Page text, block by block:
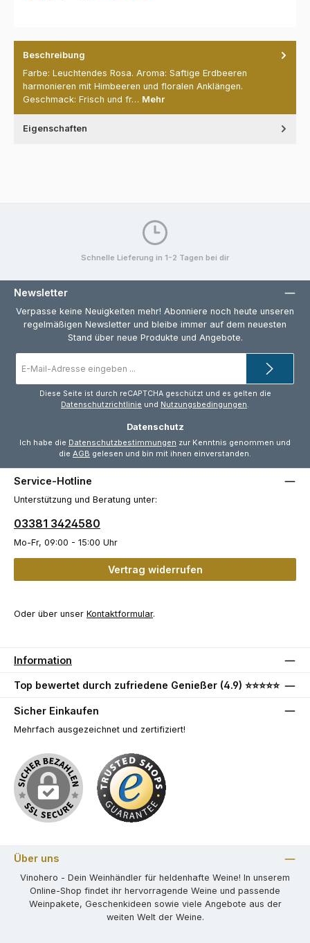
Beschreibung
Farbe: Leuchtendes Rosa. Aroma: Saftige Erdbeeren
harmonieren mit Himbeeren und floralen Anklängen.
Geschmack: Frisch und fr… Mehr
Eigenschaften
Schnelle Lieferung in 1-2 Tagen bei dir
Newsletter
Verpasse keine Neuigkeiten mehr! Abonniere noch heute unseren
regelmäßigen Newsletter und bleibe immer auf dem neuesten
Stand über neue Produkte und Angebote.
Mail-
*
Diese Seite ist durch reCAPTCHA geschützt und es gelten die
Datenschutzrichtlinie und Nutzungsbedingungen.
Datenschutz
Ich habe die Datenschutzbestimmungen zur Kenntnis genommen und
die AGB gelesen und bin mit ihnen einverstanden.
Service-Hotline
Unterstützung und Beratung unter:
03381 3424580
Mo-Fr, 09:00 - 15:00 Uhr
Vertrag widerrufen
Oder über unser Kontaktformular.
Information
Top bewertet durch zufriedene Genießer (4.9) ⭐⭐⭐⭐⭐
Sicher Einkaufen
Mehrfach ausgezeichnet und zertifiziert!
Über uns
Vinohero - Dein Weinhändler für heldenhafte Weine! In unserem
Online-Shop findet ihr hervorragende Weine und passende
Weinpakete, Geschenkideen sowie viele Angebote aus der
weiten Welt der Weine.